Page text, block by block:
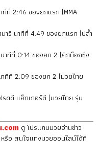
ทีที่ 2:46 ของยกแรก (MMA
นาริ นาทีที่ 4:49 ของยกแรก (ปล้ำ
าทีที่ 0:14 ของยก 2 (คิกบ็อกซิ่ง
าทีที่ 2:09 ของยก 2 (มวยไทย
ดดี แฮ็กเกอร์ตี (มวยไทย รุ่น
ดู โปรแกมมวยอ่านข่าว
รือ สนใจแทงมวยออนไลน์ได้ที่